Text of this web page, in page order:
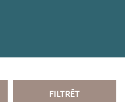
FILTRĒT